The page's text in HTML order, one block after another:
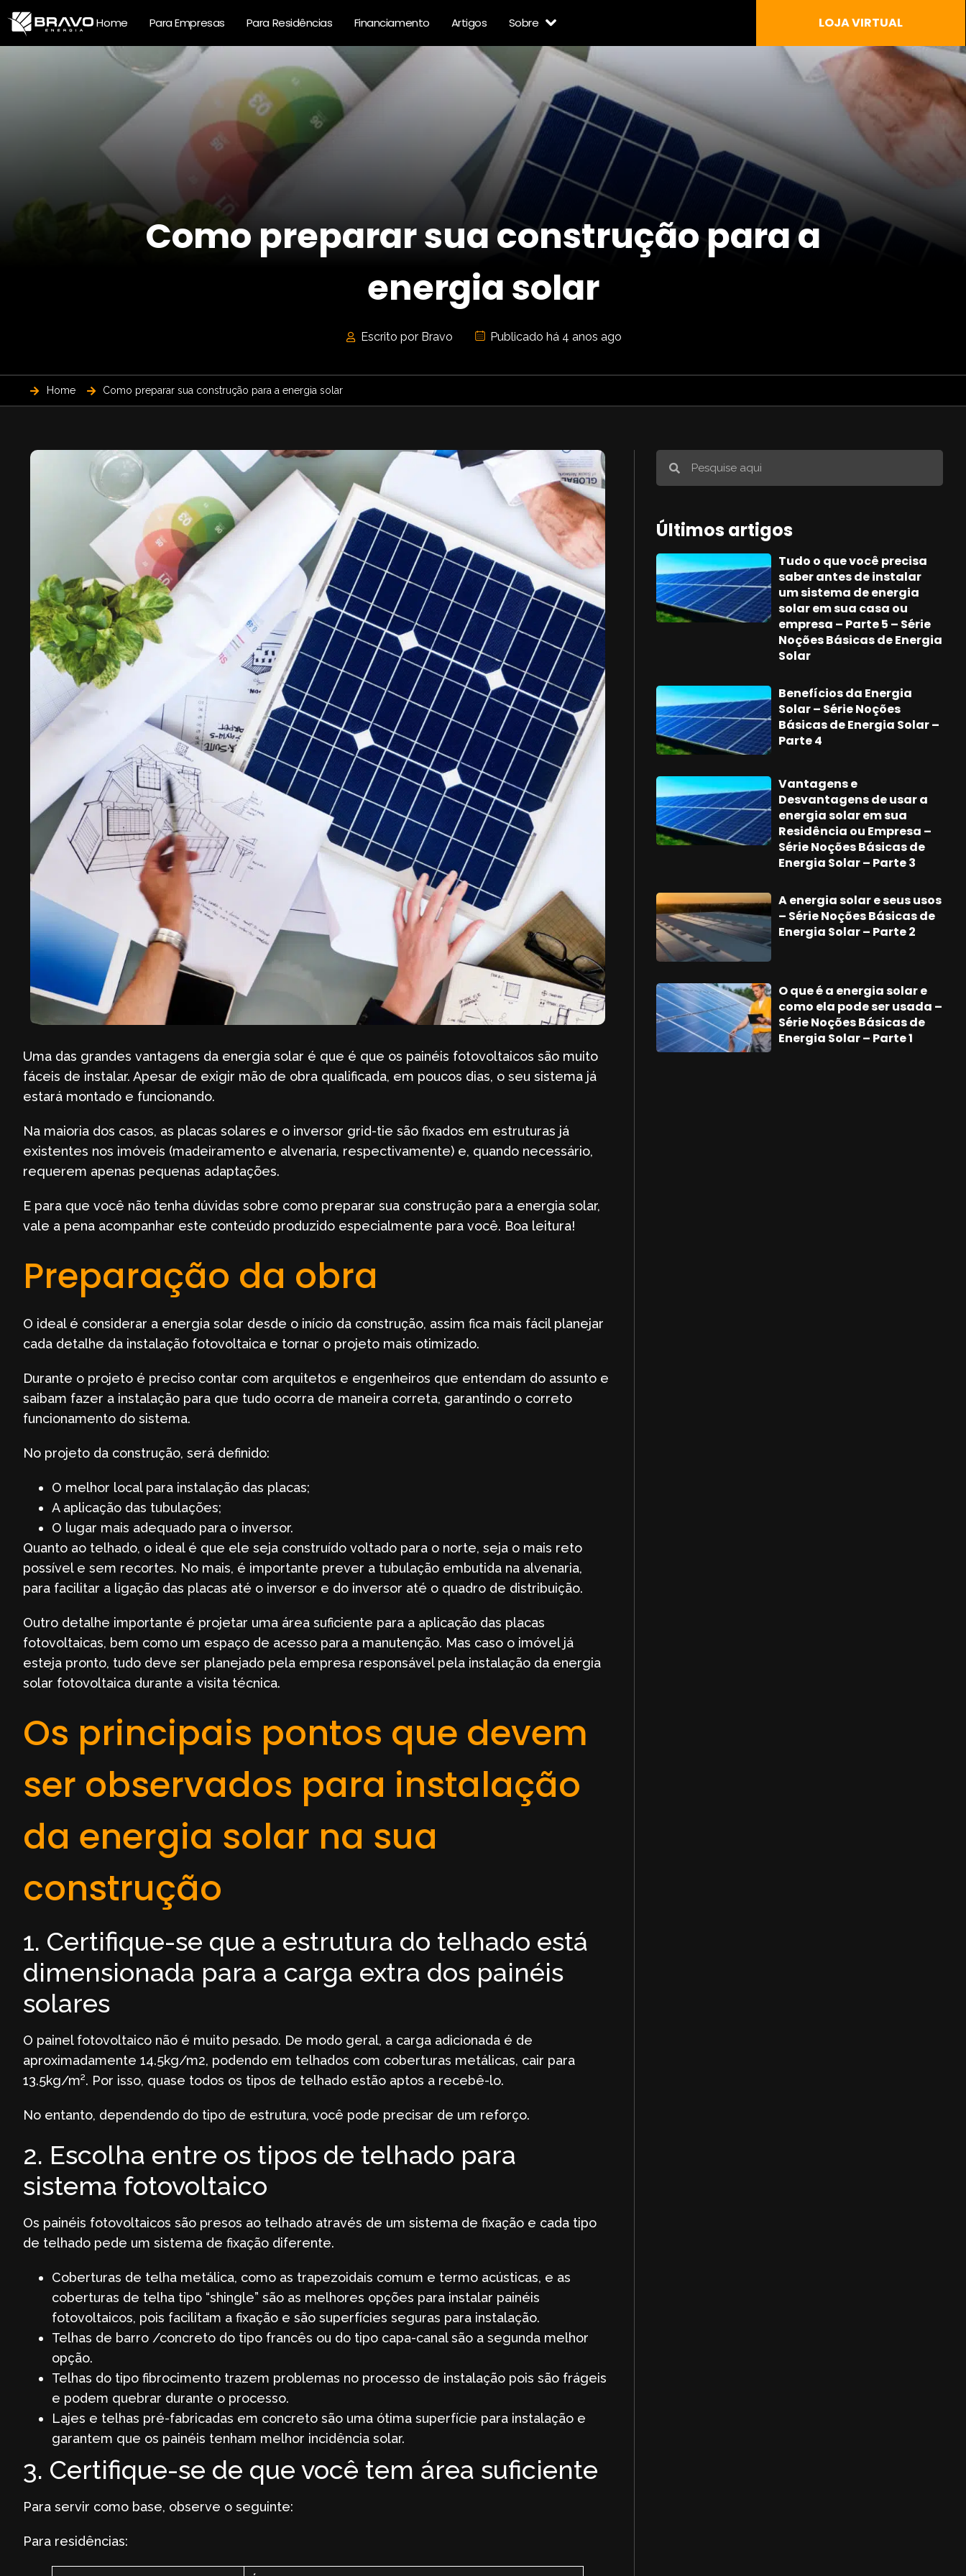
Home Para Empresas Para Residências Financiamento Artigos Sobre LOJA VIRTUAL
Como preparar sua construção para a
energia solar
Escrito por Bravo Publicado há 4 anos ago
Home Como preparar sua construção para a energia solar
Uma das grandes vantagens da energia solar é que é que os painéis fotovoltaicos são muito
fáceis de instalar. Apesar de exigir mão de obra qualificada, em poucos dias, o seu sistema já
estará montado e funcionando.
Na maioria dos casos, as placas solares e o inversor grid-tie são fixados em estruturas já
existentes nos imóveis (madeiramento e alvenaria, respectivamente) e, quando necessário,
requerem apenas pequenas adaptações.
E para que você não tenha dúvidas sobre como preparar sua construção para a energia solar,
vale a pena acompanhar este conteúdo produzido especialmente para você. Boa leitura!
Preparação da obra
O ideal é considerar a energia solar desde o início da construção, assim fica mais fácil planejar
cada detalhe da instalação fotovoltaica e tornar o projeto mais otimizado.
Durante o projeto é preciso contar com arquitetos e engenheiros que entendam do assunto e
saibam fazer a instalação para que tudo ocorra de maneira correta, garantindo o correto
funcionamento do sistema.
No projeto da construção, será definido:
O melhor local para instalação das placas;
A aplicação das tubulações;
O lugar mais adequado para o inversor.
Quanto ao telhado, o ideal é que ele seja construído voltado para o norte, seja o mais reto
possível e sem recortes. No mais, é importante prever a tubulação embutida na alvenaria,
para facilitar a ligação das placas até o inversor e do inversor até o quadro de distribuição.
Outro detalhe importante é projetar uma área suficiente para a aplicação das placas
fotovoltaicas, bem como um espaço de acesso para a manutenção. Mas caso o imóvel já
esteja pronto, tudo deve ser planejado pela empresa responsável pela instalação da energia
solar fotovoltaica durante a visita técnica.
Os principais pontos que devem
ser observados para instalação
da energia solar na sua
construção
1. Certifique-se que a estrutura do telhado está
dimensionada para a carga extra dos painéis
solares
O painel fotovoltaico não é muito pesado. De modo geral, a carga adicionada é de
aproximadamente 14.5kg/m2, podendo em telhados com coberturas metálicas, cair para
13.5kg/m². Por isso, quase todos os tipos de telhado estão aptos a recebê-lo.
No entanto, dependendo do tipo de estrutura, você pode precisar de um reforço.
2. Escolha entre os tipos de telhado para
sistema fotovoltaico
Os painéis fotovoltaicos são presos ao telhado através de um sistema de fixação e cada tipo
de telhado pede um sistema de fixação diferente.
Coberturas de telha metálica, como as trapezoidais comum e termo acústicas, e as
coberturas de telha tipo “shingle” são as melhores opções para instalar painéis
fotovoltaicos, pois facilitam a fixação e são superfícies seguras para instalação.
Telhas de barro /concreto do tipo francês ou do tipo capa-canal são a segunda melhor
opção.
Telhas do tipo fibrocimento trazem problemas no processo de instalação pois são frágeis
e podem quebrar durante o processo.
Lajes e telhas pré-fabricadas em concreto são uma ótima superfície para instalação e
garantem que os painéis tenham melhor incidência solar.
3. Certifique-se de que você tem área suficiente
Para servir como base, observe o seguinte:
Para residências:
Últimos artigos
Tudo o que você precisa
saber antes de instalar
um sistema de energia
solar em sua casa ou
empresa – Parte 5 – Série
Noções Básicas de Energia
Solar
Benefícios da Energia
Solar – Série Noções
Básicas de Energia Solar –
Parte 4
Vantagens e
Desvantagens de usar a
energia solar em sua
Residência ou Empresa –
Série Noções Básicas de
Energia Solar – Parte 3
A energia solar e seus usos
– Série Noções Básicas de
Energia Solar – Parte 2
O que é a energia solar e
como ela pode ser usada –
Série Noções Básicas de
Energia Solar – Parte 1